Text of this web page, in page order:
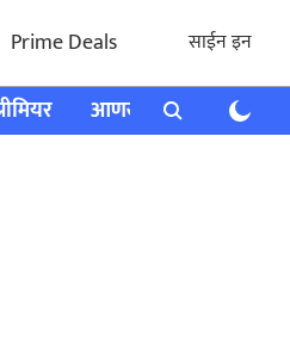
Prime Deals साईन इन
आणखी राशी भविष्य